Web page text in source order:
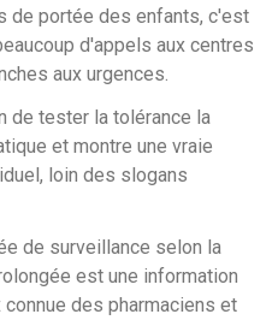
de portée des enfants, c'est
d'appels aux centres
aux urgences.
de tester la tolérance la
et montre une vraie
loin des slogans
de surveillance selon la
est une information
des pharmaciens et